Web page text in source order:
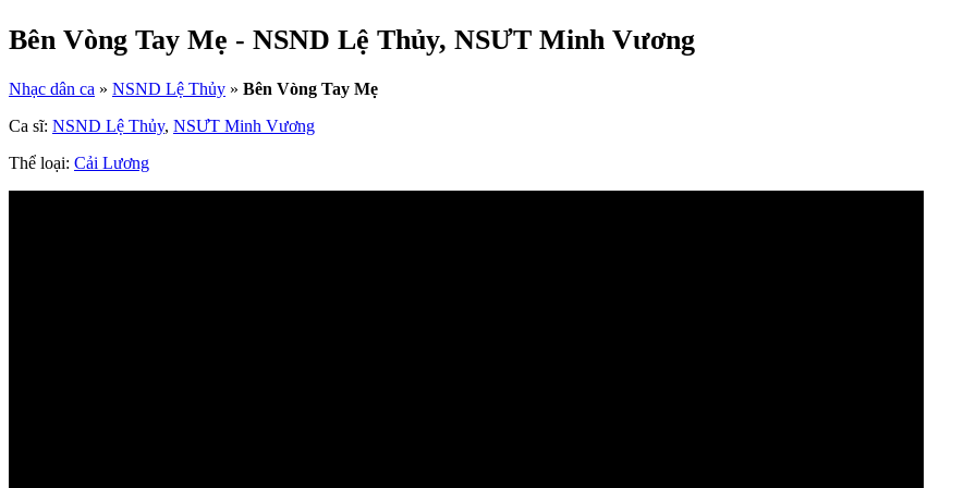
Bên Vòng Tay Mẹ - NSND Lệ Thủy, NSƯT Minh Vương
Nhạc dân ca » NSND Lệ Thủy » Bên Vòng Tay Mẹ
Ca sĩ: NSND Lệ Thủy, NSƯT Minh Vương
Thể loại: Cải Lương